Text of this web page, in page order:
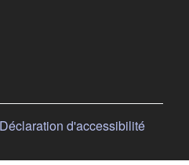
nouvel onglet)
un nouvel onglet)
Déclaration d'accessibilité